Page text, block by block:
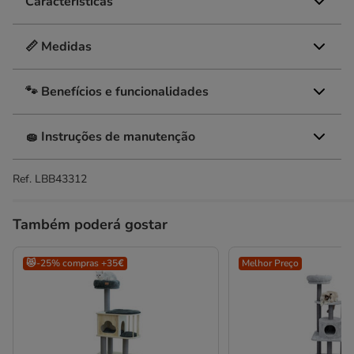
📏 Medidas
🐾 Benefícios e funcionalidades
🧽 Instruções de manutenção
Ref. LBB43312
Também poderá gostar
😻-25% compras +35€ Melhor Preço